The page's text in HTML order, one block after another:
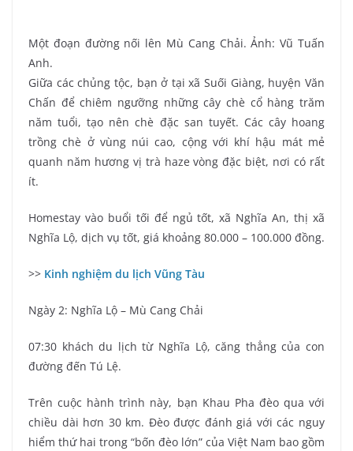
Một đoạn đường nối lên Mù Cang Chải. Ảnh: Vũ Tuấn
Anh.
Giữa các chủng tộc, bạn ở tại xã Suối Giàng, huyện Văn
Chấn để chiêm ngưỡng những cây chè cổ hàng trăm
năm tuổi, tạo nên chè đặc san tuyết. Các cây hoang
trồng chè ở vùng núi cao, cộng với khí hậu mát mẻ
quanh năm hương vị trà haze vòng đặc biệt, nơi có rất
ít.
Homestay vào buổi tối để ngủ tốt, xã Nghĩa An, thị xã
Nghĩa Lộ, dịch vụ tốt, giá khoảng 80.000 – 100.000 đồng.
>> Kinh nghiệm du lịch Vũng Tàu
Ngày 2: Nghĩa Lộ – Mù Cang Chải
07:30 khách du lịch từ Nghĩa Lộ, căng thẳng của con
đường đến Tú Lệ.
Trên cuộc hành trình này, bạn Khau Pha đèo qua với
chiều dài hơn 30 km. Đèo được đánh giá với các nguy
hiểm thứ hai trong “bốn đèo lớn” của Việt Nam bao gồm